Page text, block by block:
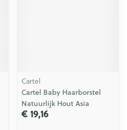
Cartel
Cartel Baby Haarborstel
Natuurlijk Hout Asia
€ 19,16